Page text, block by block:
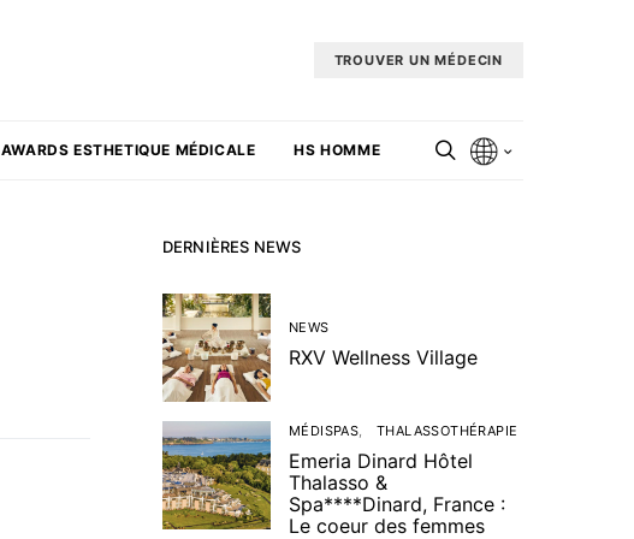
TROUVER UN MÉDECIN
AWARDS ESTHETIQUE MÉDICALE HS HOMME
DERNIÈRES NEWS
NEWS
RXV Wellness Village
MÉDISPAS THALASSOTHÉRAPIE
Emeria Dinard Hôtel
Thalasso &
Spa****Dinard, France :
Le coeur des femmes